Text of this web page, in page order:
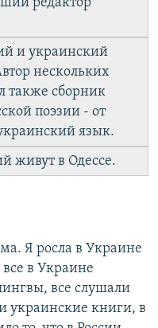
редактор
и украинский
нескольких
также сборник
поэзии - от
язык.
живут в Одессе.
Я росла в Украине
в Украине
все слушали
украинские книги, в